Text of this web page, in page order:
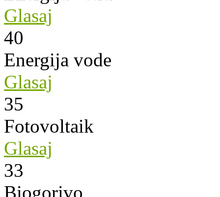
Glasaj
40
Energija vode
Glasaj
35
Fotovoltaik
Glasaj
33
Biogorivo